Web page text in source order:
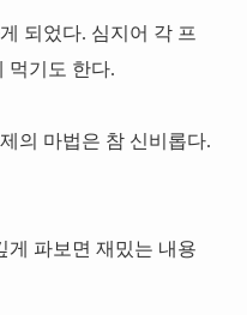
되었다. 심지어 각 프
먹기도 한다.
의 마법은 참 신비롭다.
게 파보면 재밌는 내용